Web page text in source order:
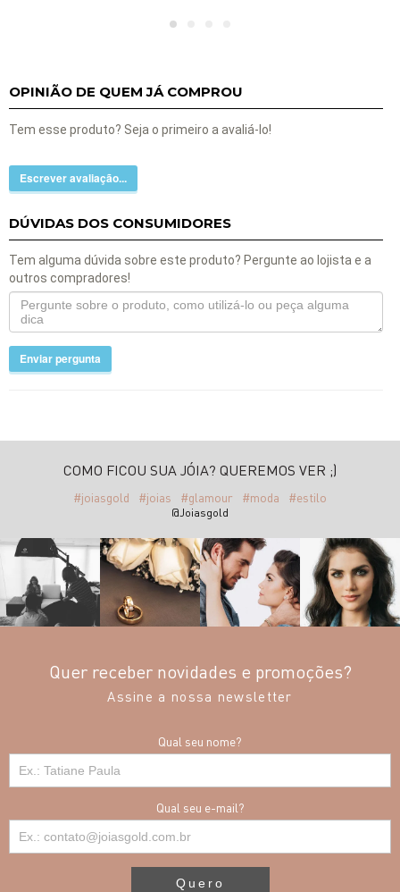
OPINIÃO DE QUEM JÁ COMPROU
Tem esse produto? Seja o primeiro a avaliá-lo!
Escrever avaliação...
DÚVIDAS DOS CONSUMIDORES
Tem alguma dúvida sobre este produto? Pergunte ao lojista e a
outros compradores!
Enviar pergunta
COMO FICOU SUA JÓIA? QUEREMOS VER ;)
#joiasgold #joias #glamour #moda #estilo
@Joiasgold
Quer receber novidades e promoções?
Assine a nossa newsletter
Qual seu nome?
Qual seu e-mail?
Quero